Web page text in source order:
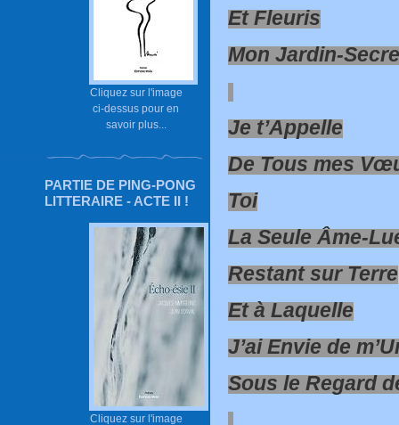
Cliquez sur l'image
ci-dessus pour en
savoir plus...
PARTIE DE PING-PONG
LITTERAIRE - ACTE II !
Cliquez sur l'image
Et Fleuris
Mon Jardin-
Je t’Appelle
De Tous mes
Toi
La Seule Âme-
Restant sur Terre
Et à Laquelle
J’ai Envie de
Sous le Regard